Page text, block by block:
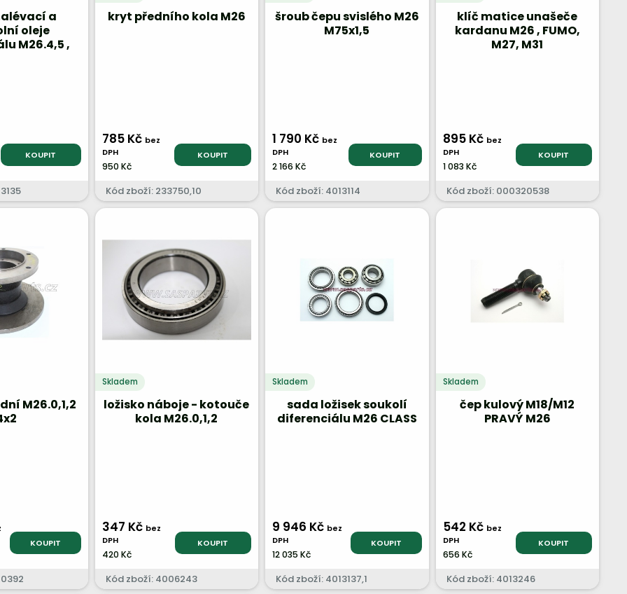
a
oleje
M26.4,5 ,
KOUPIT
kryt předního kola M26
785 Kč bez
DPH
950 Kč
KOUPIT
Kód zboží: 233750,10
šroub čepu svislého M26
M75x1,5
1 790 Kč bez
DPH
2 166 Kč
KOUPIT
Kód zboží: 4013114
klíč matice unašeče
kardanu M26 , FUMO,
M27, M31
895 Kč bez
DPH
1 083 Kč
KOUPIT
Kód zboží: 000320538
M26.0,1,2
KOUPIT
Skladem
ložisko náboje - kotouče
kola M26.0,1,2
347 Kč bez
DPH
420 Kč
KOUPIT
Kód zboží: 4006243
Skladem
sada ložisek soukolí
diferenciálu M26 CLASS
9 946 Kč bez
DPH
12 035 Kč
KOUPIT
Kód zboží: 4013137,1
Skladem
čep kulový M18/M12
PRAVÝ M26
542 Kč bez
DPH
656 Kč
KOUPIT
Kód zboží: 4013246